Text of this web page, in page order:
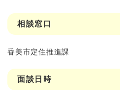
相談窓口
香美市定住推進課
面談日時